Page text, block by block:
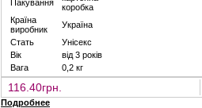
Пакування
коробка
Країна
виробник
Україна
Стать
Унісекс
Вік
від 3 років
Вага
0,2 кг
116.40грн.
Подробнее